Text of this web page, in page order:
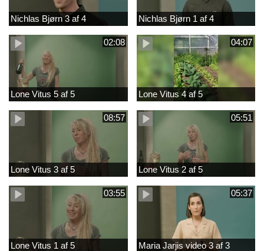
Nichlas Bjørn 3 af 4 Nichlas Bjørn 1 af 4
02:08
Lone Vitus 5 af 5
04:07
Lone Vitus 4 af 5
08:57
Lone Vitus 3 af 5
05:51
Lone Vitus 2 af 5
03:55
Lone Vitus 1 af 5
05:37
Maria Jarjis video 3 af 3